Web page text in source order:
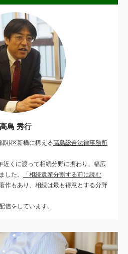
高島 秀行
港区新橋に構える高島総合法律事務所
近くに渡って相続分野に携わり、幅広
した。
「相続遺産分割する前に読む
作もあり、相続は最も得意とする分野
信をしています。